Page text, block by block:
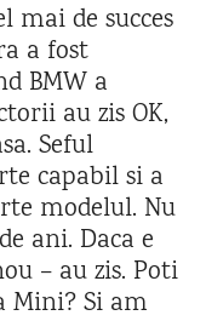
mai de succes
a fost
BMW a
au zis OK,
Seful
capabil si a
modelul. Nu
ani. Daca e
– au zis. Poti
Mini? Si am